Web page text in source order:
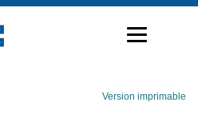
Version imprimable